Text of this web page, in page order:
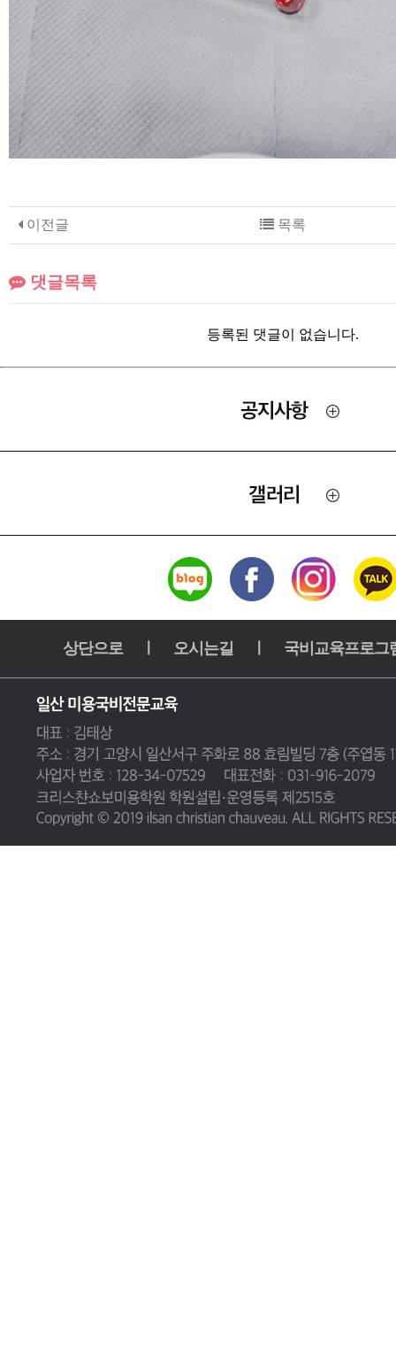
이전글 목록
댓글목록
등록된 댓글이 없습니다.
상단으로 오시는길 국비교육프로그